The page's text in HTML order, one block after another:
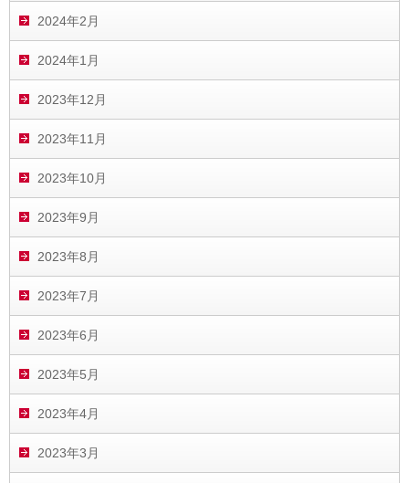
2024年2月
2024年1月
2023年12月
2023年11月
2023年10月
2023年9月
2023年8月
2023年7月
2023年6月
2023年5月
2023年4月
2023年3月